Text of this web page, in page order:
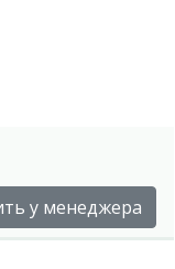
у менеджера